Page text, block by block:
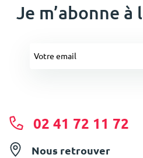
Je m’abonne
02 41 72 11 72
Nous retrouver